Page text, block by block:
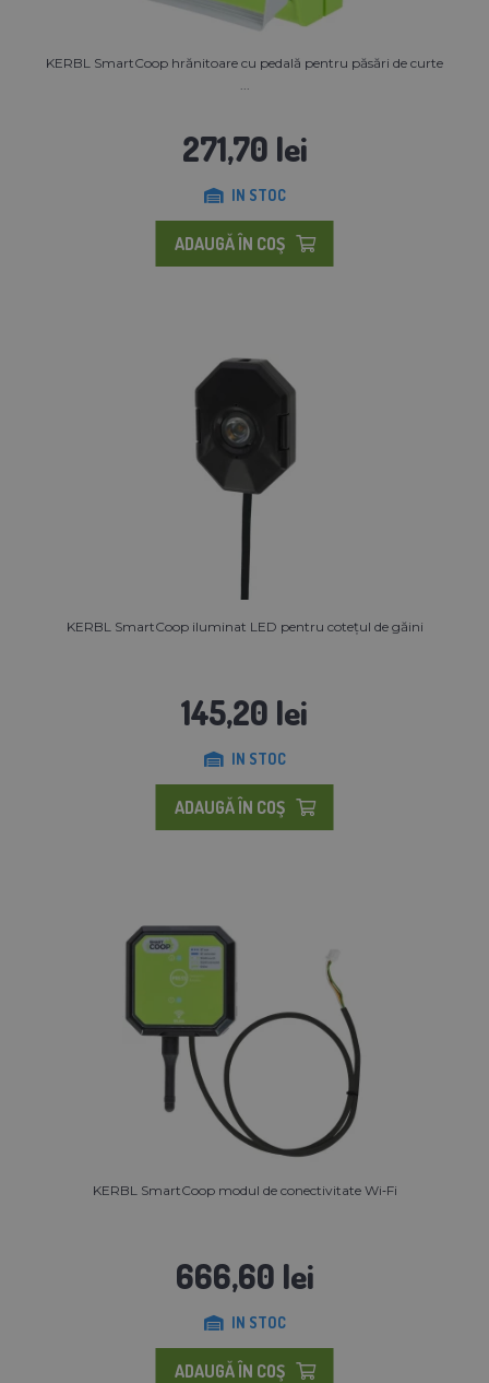
KERBL SmartCoop hrănitoare cu pedală pentru păsări de curte
271,70 lei
IN STOC
ADAUGĂ ÎN COŞ
KERBL SmartCoop iluminat LED pentru cotețul de găini
145,20 lei
IN STOC
ADAUGĂ ÎN COŞ
KERBL SmartCoop modul de conectivitate Wi‑Fi
666,60 lei
IN STOC
ADAUGĂ ÎN COŞ